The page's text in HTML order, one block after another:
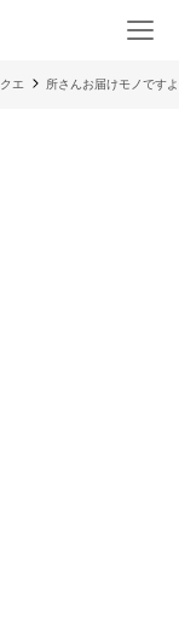
クエ 所さんお届けモノです